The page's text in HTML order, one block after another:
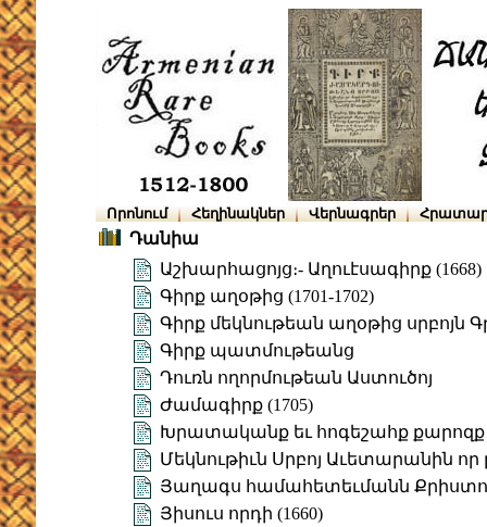
Որոնում Հեղինակներ Վերնագրեր
Դանիա
Աշխարհացոյց։- Աղուէսագիրք (1668)
Գիրք աղօթից (1701-1702)
Գիրք մեկնութեան աղօթից սրբոյն
Գիրք պատմութեանց
Դուռն ողորմութեան Աստուծոյ
Ժամագիրք (1705)
Խրատականք եւ հոգեշահք քարոզք
Մեկնութիւն Սրբոյ Աւետարանին որ
Յաղագս համահետեւմանն
Յիսուս որդի (1660)